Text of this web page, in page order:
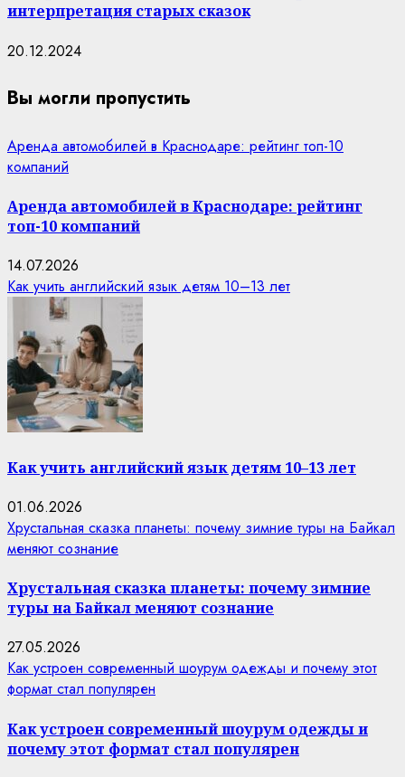
интерпретация старых сказок
20.12.2024
Вы могли пропустить
Аренда автомобилей в Краснодаре: рейтинг топ-10
компаний
Аренда автомобилей в Краснодаре: рейтинг
топ-10 компаний
14.07.2026
Как учить английский язык детям 10–13 лет
Как учить английский язык детям 10–13 лет
01.06.2026
Хрустальная сказка планеты: почему зимние туры на Байкал
меняют сознание
Хрустальная сказка планеты: почему зимние
туры на Байкал меняют сознание
27.05.2026
Как устроен современный шоурум одежды и почему этот
формат стал популярен
Как устроен современный шоурум одежды и
почему этот формат стал популярен